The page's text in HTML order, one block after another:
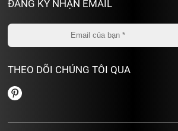
ĐĂNG KÝ NHẬN EMAIL
THEO DÕI CHÚNG TÔI QUA